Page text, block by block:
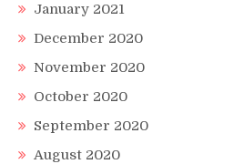
January 2021
December 2020
November 2020
October 2020
September 2020
August 2020